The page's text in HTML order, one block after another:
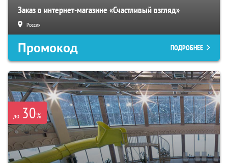
Заказ в интернет-магазине «Счастливый взгляд»
Россия
Промокод ПОДРОБНЕЕ
до 30%